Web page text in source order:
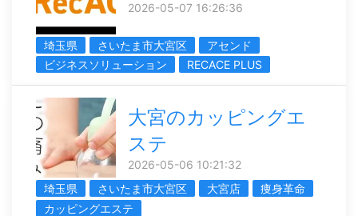
2026-05-07 16:26:36
埼玉県 さいたま市大宮区
アセンド
ビジネスソリューション
RECACE PLUS
大宮のカッピングエ
ステ
2026-05-06 10:21:32
埼玉県
さいたま市大宮区 大宮店
痩身革命
カッピングエステ